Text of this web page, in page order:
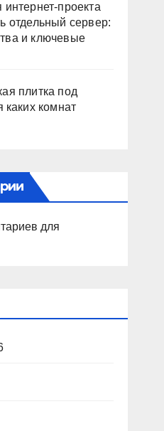
проекта
отдельный сервер:
и ключевые
плитка под
каких комнат
для